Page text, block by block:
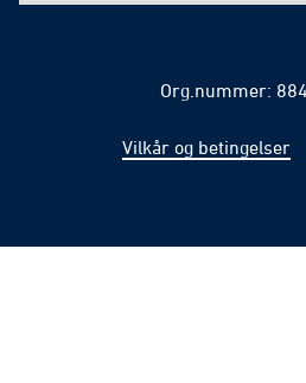
Org.nummer:
Vilkår og betingelser